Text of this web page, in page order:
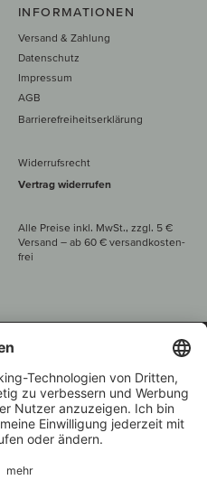
INFORMATIONEN
Versand & Zahlung
Datenschutz
Impressum
AGB
Barrierefreiheitserklärung
Widerrufsrecht
Vertrag widerrufen
Alle Preise inkl. MwSt., zzgl. 5 €
Versand – ab 60 € versand­kosten­
frei
Beratung unter
+49 421 696 797-0
Weinhändler
des Jahres 2022